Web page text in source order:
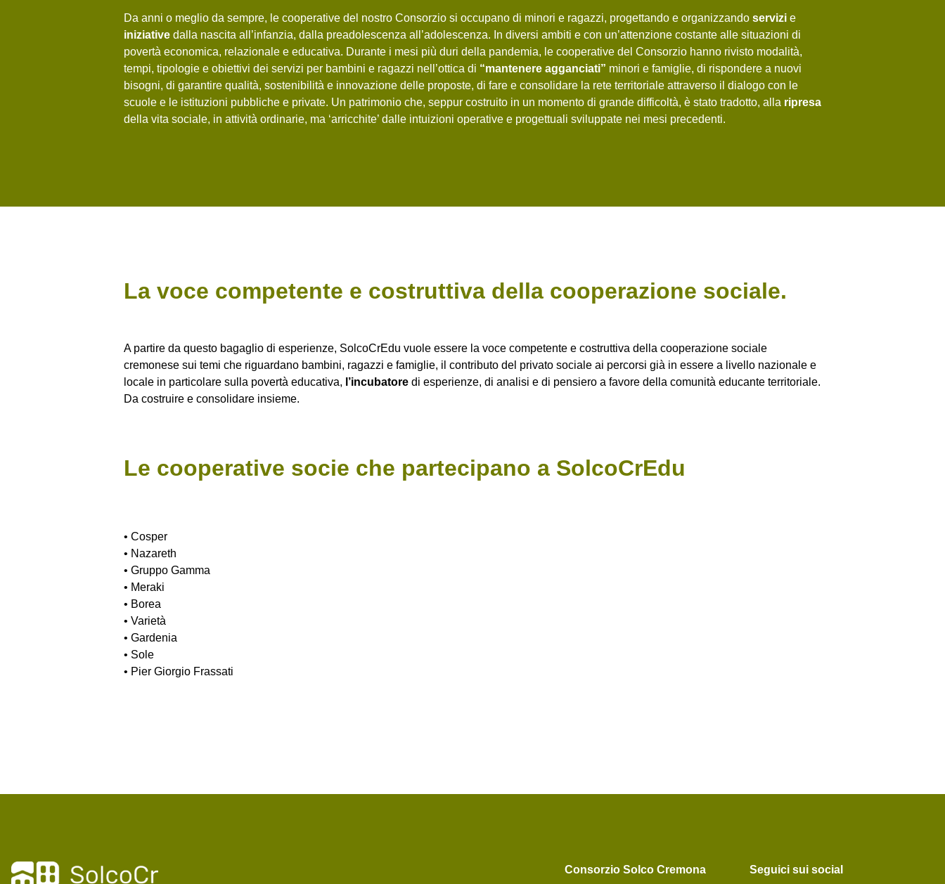
Da anni o meglio da sempre, le cooperative del nostro Consorzio si occupano di minori e ragazzi, progettando e organizzando servizi e
iniziative dalla nascita all’infanzia, dalla preadolescenza all’adolescenza. In diversi ambiti e con un’attenzione costante alle situazioni di
povertà economica, relazionale e educativa. Durante i mesi più duri della pandemia, le cooperative del Consorzio hanno rivisto modalità,
tempi, tipologie e obiettivi dei servizi per bambini e ragazzi nell’ottica di “mantenere agganciati” minori e famiglie, di rispondere a nuovi
bisogni, di garantire qualità, sostenibilità e innovazione delle proposte, di fare e consolidare la rete territoriale attraverso il dialogo con le
scuole e le istituzioni pubbliche e private. Un patrimonio che, seppur costruito in un momento di grande difficoltà, è stato tradotto, alla ripresa
della vita sociale, in attività ordinarie, ma ‘arricchite’ dalle intuizioni operative e progettuali sviluppate nei mesi precedenti.
La voce competente e costruttiva della cooperazione sociale.
A partire da questo bagaglio di esperienze, SolcoCrEdu vuole essere la voce competente e costruttiva della cooperazione sociale
cremonese sui temi che riguardano bambini, ragazzi e famiglie, il contributo del privato sociale ai percorsi già in essere a livello nazionale e
locale in particolare sulla povertà educativa, l’incubatore di esperienze, di analisi e di pensiero a favore della comunità educante territoriale.
Da costruire e consolidare insieme.
Le cooperative socie che partecipano a SolcoCrEdu
• Cosper
• Nazareth
• Gruppo Gamma
• Meraki
• Borea
• Varietà
• Gardenia
• Sole
• Pier Giorgio Frassati
Consorzio Solco Cremona Seguici sui social